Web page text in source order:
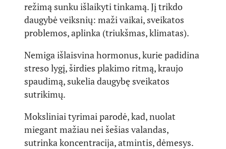
režimą sunku išlaikyti tinkamą. Jį trikdo
daugybė veiksnių: maži vaikai, sveikatos
problemos, aplinka (triukšmas, klimatas).
Nemiga išlaisvina hormonus, kurie padidina
streso lygį, širdies plakimo ritmą, kraujo
spaudimą, sukelia daugybę sveikatos
sutrikimų.
Moksliniai tyrimai parodė, kad, nuolat
miegant mažiau nei šešias valandas,
sutrinka koncentracija, atmintis, dėmesys.